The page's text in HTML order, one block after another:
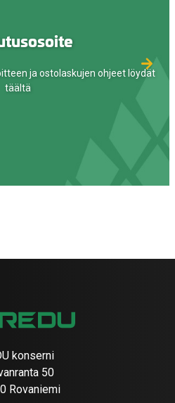
ja ostolaskujen ohjeet löydät
täältä
konserni
50
Rovaniemi